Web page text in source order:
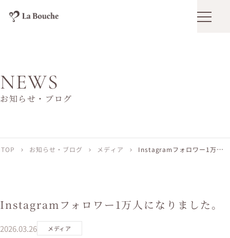
メニュ
NEWS
お知らせ・ブログ
TOP chevron_right お知らせ・ブログ chevron_right メディア chevron_right
Instagramフォロワー1万人に
Instagramフォロワー1万人になりました。
2026.03.26 メディア